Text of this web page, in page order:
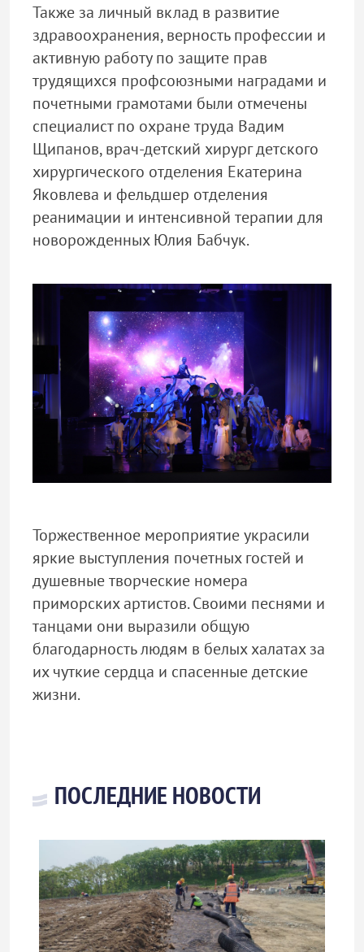
Также за личный вклад в развитие
здравоохранения, верность профессии и
активную работу по защите прав
трудящихся профсоюзными наградами и
почетными грамотами были отмечены
специалист по охране труда Вадим
Щипанов, врач-детский хирург детского
хирургического отделения Екатерина
Яковлева и фельдшер отделения
реанимации и интенсивной терапии для
новорожденных Юлия Бабчук.
Торжественное мероприятие украсили
яркие выступления почетных гостей и
душевные творческие номера
приморских артистов. Своими песнями и
танцами они выразили общую
благодарность людям в белых халатах за
их чуткие сердца и спасенные детские
жизни.
ПОСЛЕДНИЕ НОВОСТИ